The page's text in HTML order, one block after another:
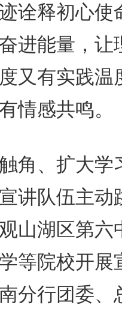
诠释初心使
进能量，让
又有实践温
情感共鸣。
、扩大学
讲队伍主动
山湖区第六
等院校开展
分行团委、